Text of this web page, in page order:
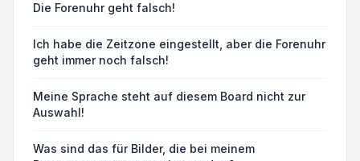
Die Forenuhr geht falsch!
Ich habe die Zeitzone eingestellt, aber die Forenuhr
geht immer noch falsch!
Meine Sprache steht auf diesem Board nicht zur
Auswahl!
Was sind das für Bilder, die bei meinem